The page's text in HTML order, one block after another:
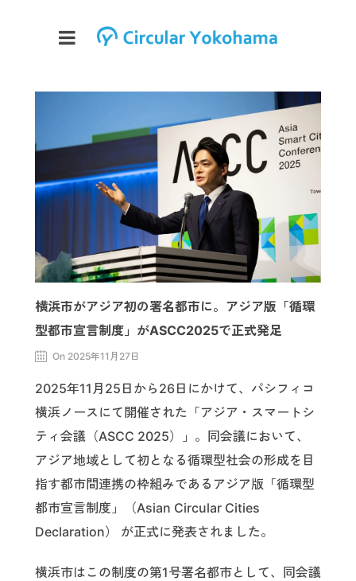
横浜市がアジア初の署名都市に。アジア版「循環
型都市宣言制度」がASCC2025で正式発足
On 2025年11月27日
2025年11月25日から26日にかけて、パシフィコ
横浜ノースにて開催された「アジア・スマートシ
ティ会議（ASCC 2025）」。同会議において、
アジア地域として初となる循環型社会の形成を目
指す都市間連携の枠組みであるアジア版「循環型
都市宣言制度」（Asian Circular Cities
Declaration） が正式に発表されました。
横浜市はこの制度の第1号署名都市として、同会議